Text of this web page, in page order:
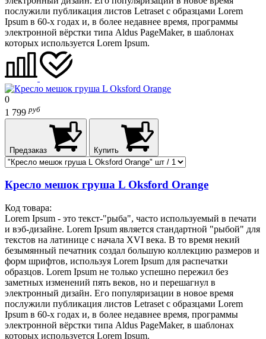
послужили публикация листов Letraset с образцами Lorem
Ipsum в 60-х годах и, в более недавнее время, программы
электронной вёрстки типа Aldus PageMaker, в шаблонах
которых используется Lorem Ipsum.
0
1 799 руб
Предзаказ Купить
Кресло мешок груша L Oksford Orange
Код товара:
Lorem Ipsum - это текст-"рыба", часто используемый в печати
и вэб-дизайне. Lorem Ipsum является стандартной "рыбой" для
текстов на латинице с начала XVI века. В то время некий
безымянный печатник создал большую коллекцию размеров и
форм шрифтов, используя Lorem Ipsum для распечатки
образцов. Lorem Ipsum не только успешно пережил без
заметных изменений пять веков, но и перешагнул в
электронный дизайн. Его популяризации в новое время
послужили публикация листов Letraset с образцами Lorem
Ipsum в 60-х годах и, в более недавнее время, программы
электронной вёрстки типа Aldus PageMaker, в шаблонах
которых используется Lorem Ipsum.